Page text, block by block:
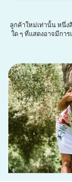
ลูกค้าใหม่เท่านั้น หนึ่ง
ใด ๆ ที่แสดงอาจมีการ